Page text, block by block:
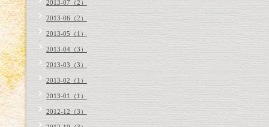
2013-07（2）
2013-06（2）
2013-05（1）
2013-04（3）
2013-03（3）
2013-02（1）
2013-01（1）
2012-12（3）